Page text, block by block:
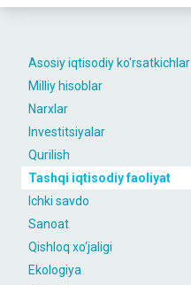
Asosiy iqtisodiy ko'rsatkichlar
Milliy hisoblar
Narxlar
Investitsiyalar
Qurilish
Tashqi iqtisodiy faoliyat
Ichki savdo
Sanoat
Qishloq xo‘jaligi
Ekologiya